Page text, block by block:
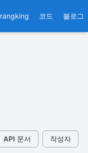
rangking 코드 블로그
API 문서 작성자